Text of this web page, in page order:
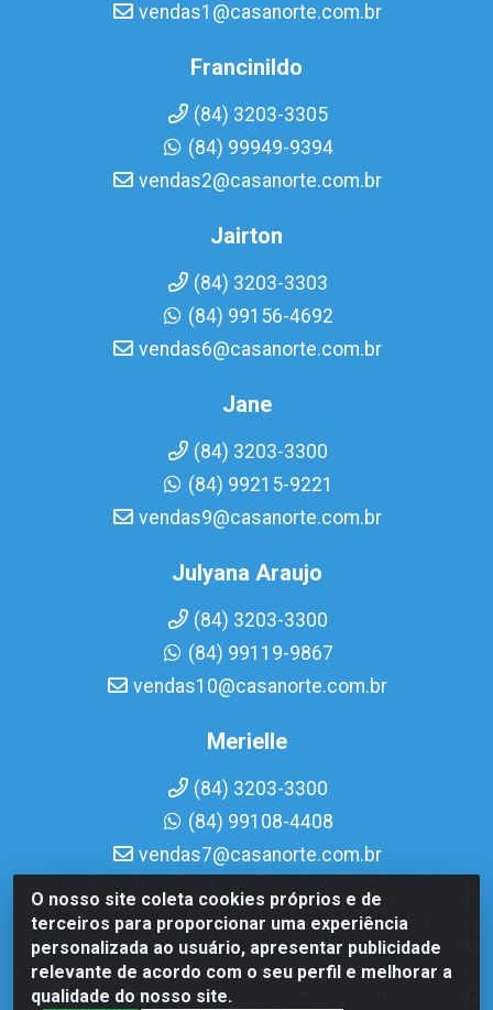
O nosso site coleta cookies próprios e de
terceiros para proporcionar uma experiência
personalizada ao usuário, apresentar publicidade
relevante de acordo com o seu perfil e melhorar a
qualidade do nosso site.
vendas1@casanorte.com.br
Francinildo
(84) 3203-3305
(84) 99949-9394
vendas2@casanorte.com.br
Jairton
(84) 3203-3303
(84) 99156-4692
vendas6@casanorte.com.br
Jane
(84) 3203-3300
(84) 99215-9221
vendas9@casanorte.com.br
Julyana Araujo
(84) 3203-3300
(84) 99119-9867
vendas10@casanorte.com.br
Merielle
(84) 3203-3300
(84) 99108-4408
vendas7@casanorte.com.br
Casa Norte LTDA - Av. Interventor Mário Câmara, 1815 -
Dix-Sept Rosado, Natal/RN - CEP 59054-600 - CNPJ
08.713.513/0001-51